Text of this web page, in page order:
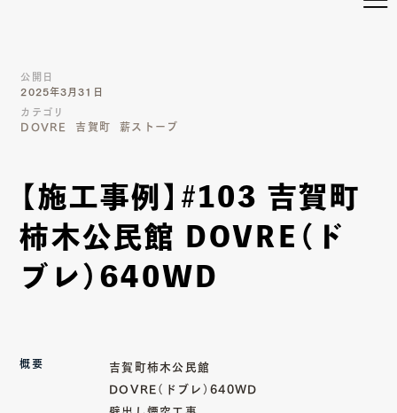
公開日
2025年3月31日
カテゴリ
DOVRE 吉賀町 薪ストーブ
【施工事例】#103 吉賀町
柿木公民館 DOVRE（ド
ブレ）640WD
概要
吉賀町柿木公民館
DOVRE（ドブレ）640WD